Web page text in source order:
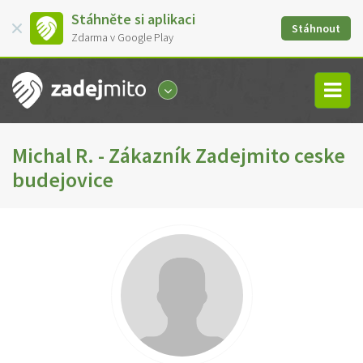
Stáhněte si aplikaci
Zdarma v Google Play
Stáhnout
Michal R. - Zákazník Zadejmito ceske
budejovice